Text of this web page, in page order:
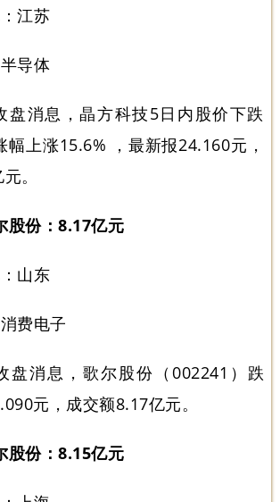
江苏
导体
盘消息，晶方科技5日内股价下跌
幅上涨15.6% ，最新报24.160元，
。
股份：8.17亿元
山东
费电子
盘消息，歌尔股份（002241）跌
元，成交额8.17亿元。
股份：8.15亿元